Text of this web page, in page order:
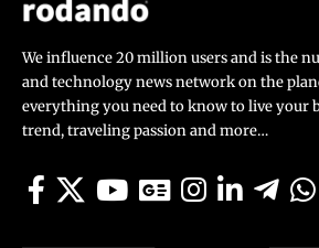
We influence 20 million users and is the
and technology news network on the
everything you need to know to live your
trend, traveling passion and more…